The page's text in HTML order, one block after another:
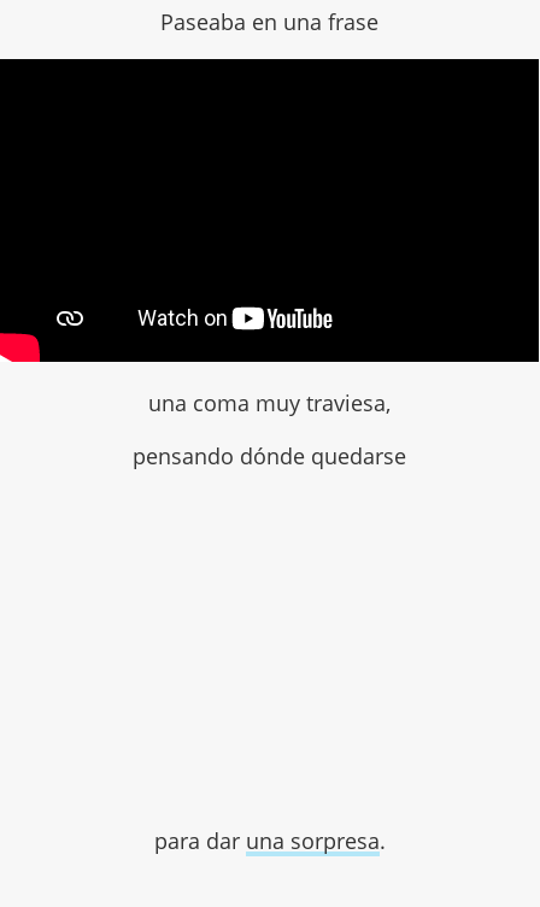
Paseaba en una frase
una coma muy traviesa,
pensando dónde quedarse
para dar una sorpresa.